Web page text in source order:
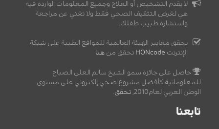
لا يقدم التشخيص أو العلاج وجميع المعلومات الواردة فيه
هي لغرض التثقيف الصحي فقط ولا تغني عن مراجعة
واستشارة طبيب طفلك.
يحقق معايير الهيئة العالمية للمواقع الطبية على شبكة
الإنترنت HONcode تحقق من هنا
حاصل على جائزة سمو الشيخ سالم العلي الصباح
للمعلوماتية كأفضل مشروع صحي إلكتروني على مستوى
الوطن العربي لعام2010,
تحقق.
تابعنا